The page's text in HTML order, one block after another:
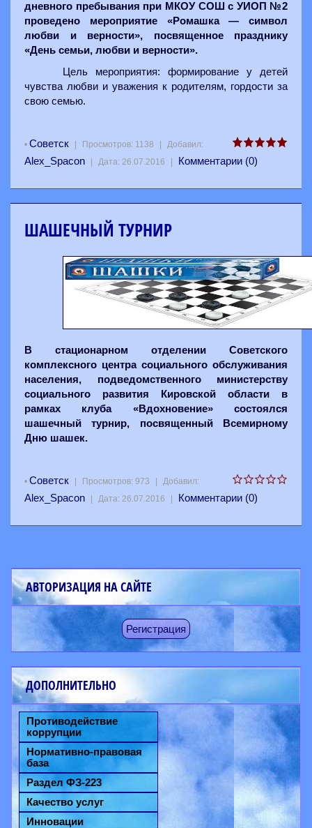
дневного пребывания при МКОУ СОШ с УИОП №2
проведено мероприятие «Ромашка — символ
любви и верности», посвященное празднику
«День семьи, любви и верности».
Цель мероприятия: формирование у детей
чувства любви и уважения к родителям, гордости за
свою семью.
• Советск Просмотров: 1138 Добавил:
Alex_Spacon Дата: 26.07.2016 Комментарии (0)
ШАШЕЧНЫЙ ТУРНИР
В стационарном отделении Советского
комплексного центра социального обслуживания
населения, подведомственного министерству
социального развития Кировской области в
рамках клуба «Вдохновение» состоялся
шашечный турнир, посвященный Всемирному
Дню шашек.
• Советск Просмотров: 973 Добавил:
Alex_Spacon Дата: 26.07.2016 Комментарии (0)
АВТОРИЗАЦИЯ НА САЙТЕ
Регистрация
ДОПОЛНИТЕЛЬНО
Противодействие
коррупции
Нормативно-правовая
база
Раздел ФЗ-223
Качество услуг
Инновации